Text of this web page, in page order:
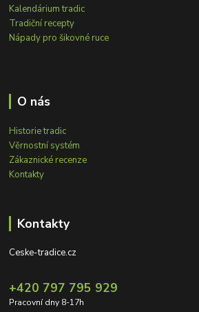
Kalendárium tradic
Tradiční recepty
Nápady pro šikovné ruce
O nás
Historie tradic
Věrnostní systém
Zákaznické recenze
Kontakty
Kontakty
Ceske-tradice.cz
+420 797 795 929
Pracovní dny 8-17h